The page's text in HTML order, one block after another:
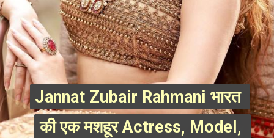
Jannat Zubair Rahmani भारत
की एक मशहूर Actress, Model,
Jannat Zubair Rahmani भारत
की एक मशहूर Actress, Model,